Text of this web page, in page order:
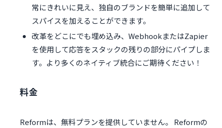
常にきれいに見え、独自のブランドを簡単に追加して
スパイスを加えることができます。
改革をどこにでも埋め込み、WebhookまたはZapier
を使用して応答をスタックの残りの部分にパイプしま
す。より多くのネイティブ統合にご期待ください！
料金
Reformは、無料プランを提供していません。 Reformの